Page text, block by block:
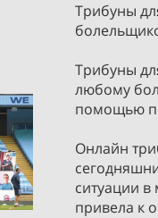
Трибуны
Трибуны
любому
помощью
Онлайн
ситуации
привела к